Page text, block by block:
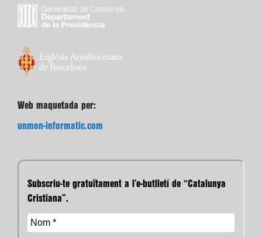
Web maquetada per:
unmon-informatic.com
Subscriu-te gratuïtament a l’e-butlletí de “Catalunya
Cristiana”.